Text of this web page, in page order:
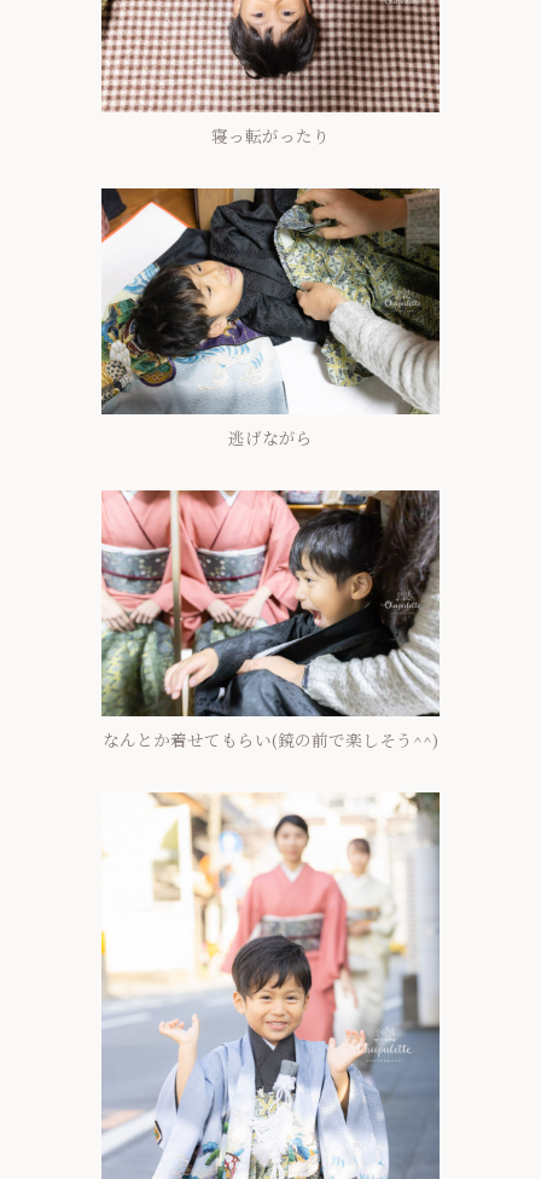
寝っ転がったり
逃げながら
なんとか着せてもらい(鏡の前で楽しそう^^)